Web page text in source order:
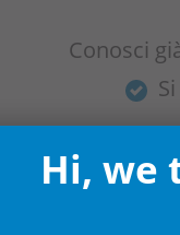
Conosci
Si
arrivo
Hi, we